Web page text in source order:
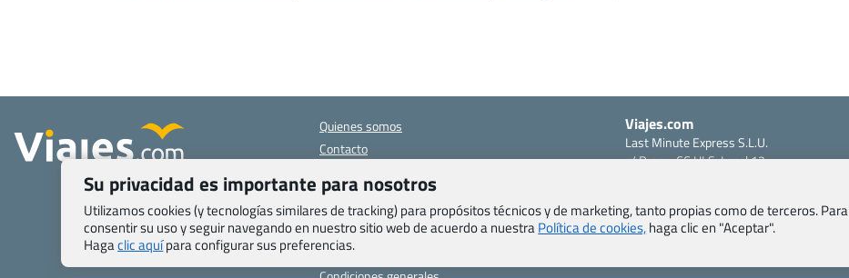
Quienes somos
Contacto
específicas
Blog de Viajes.com
Registro de agencias
Preguntas frecuentes
Viajes.com
Last Minute Express S.L.U.
c/ Drago, CC HLS, Local 13
CIF: B76740091
Tfno: +34 922-97-17-27
Su privacidad es importante para nosotros
Utilizamos cookies (y tecnologías similares de tracking) para propósitos técnicos y de marketing, tanto propias como de terceros. Para
consentir su uso y seguir navegando en nuestro sitio web de acuerdo a nuestraPolítica de cookies,haga clic en "Aceptar".
Hagaclic aquípara configurar sus preferencias.